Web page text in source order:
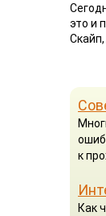
это и
к
Как